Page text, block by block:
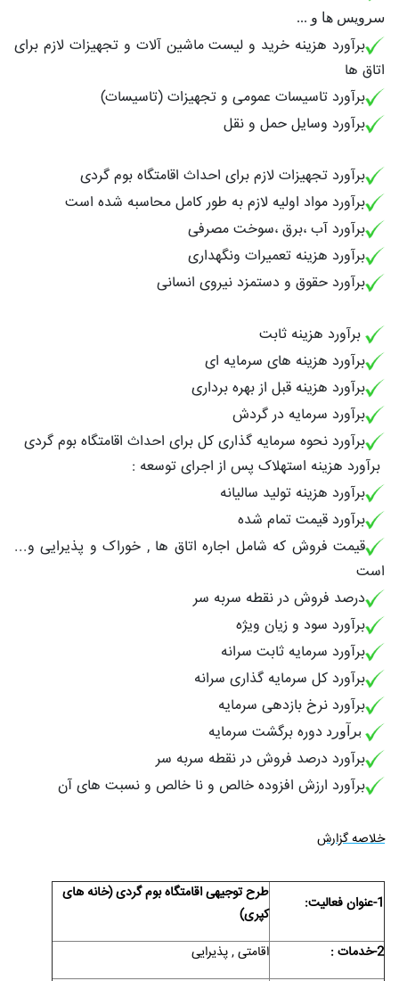
سرویس ها و ...
برآورد هزینه خرید و لیست ماشین آلات و تجهیزات لازم برای
اتاق ها
برآورد تاسیسات عمومی و تجهیزات (تاسیسات)
برآورد وسایل حمل و نقل
برآورد تجهیزات لازم برای احداث اقامتگاه بوم گردی
برآورد مواد اولیه لازم به طور کامل محاسبه شده است
برآورد آب ،برق ،سوخت مصرفی
برآورد هزینه تعمیرات ونگهداری
برآورد حقوق و دستمزد نیروی انسانی
برآورد هزینه ثابت
برآورد هزینه های سرمایه ای
برآورد هزینه قبل از بهره برداری
برآورد سرمایه در گردش
برآورد نحوه سرمایه گذاری کل برای احداث اقامتگاه بوم گردی
برآورد هزینه استهلاک پس از اجرای توسعه :
برآورد هزینه تولید سالیانه
برآورد قیمت تمام شده
قیمت فروش که شامل اجاره اتاق ها , خوراک و پذیرایی و...
است
درصد فروش در نقطه سربه سر
برآورد سود و زیان ویژه
برآورد سرمایه ثابت سرانه
برآورد کل سرمایه گذاری سرانه
برآورد نرخ بازدهی سرمایه
برآورد دوره برگشت سرمایه
برآورد درصد فروش در نقطه سربه سر
برآورد ارزش افزوده خالص و نا خالص و نسبت های آن
خلاصه گزارش
1-عنوان فعاليت:
طرح توجیهی اقامتگاه بوم گردی (خانه های
کپری)
2-خدمات :
اقامتی , پذیرایی